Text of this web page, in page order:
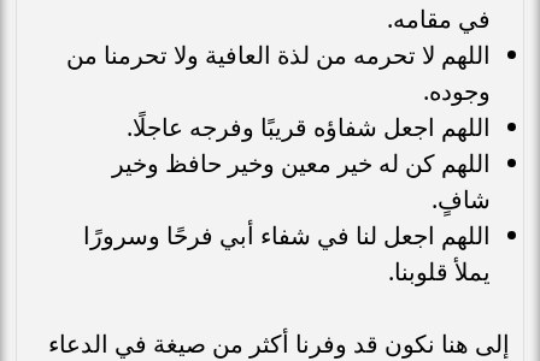
في مقامه.
اللهم لا تحرمه من لذة العافية ولا تحرمنا من
وجوده.
اللهم اجعل شفاؤه قريبًا وفرجه عاجلًا.
اللهم كن له خير معين وخير حافظ وخير
شافٍ.
اللهم اجعل لنا في شفاء أبي فرحًا وسرورًا
يملأ قلوبنا.
إلى هنا نكون قد وفرنا أكثر من صيغة في الدعاء